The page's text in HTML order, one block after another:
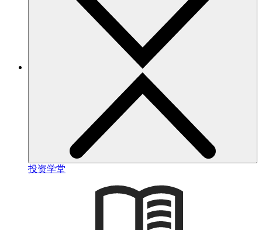
投资学堂